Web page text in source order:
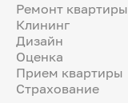
Ремонт квартиры
Клининг
Дизайн
Оценка
Прием квартиры
Страхование